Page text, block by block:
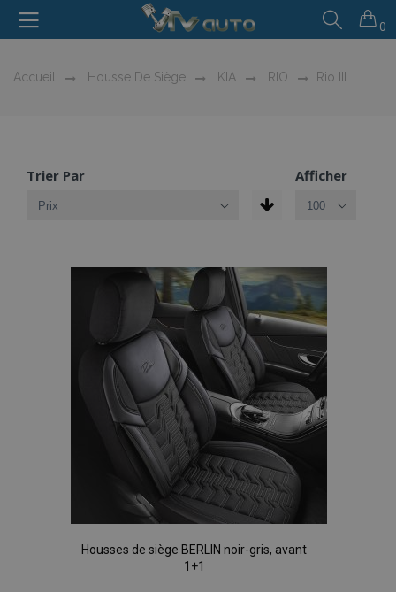
0
Accueil Housse De Siège KIA RIO Rio III
Trier Par Afficher
Housses de siège BERLIN noir-gris, avant
1+1